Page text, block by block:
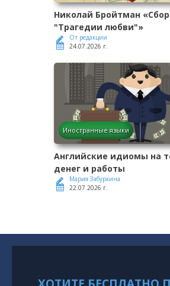
Николай Бройтман
"Трагедии любви"»
От редакции
24.07.2026 г.
Иностранные языки
Английские идиомы на
денег и работы
Мария Забуркина
22.07.2026 г.